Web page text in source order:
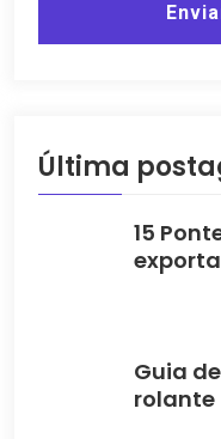
Última
15
Guia
rolante